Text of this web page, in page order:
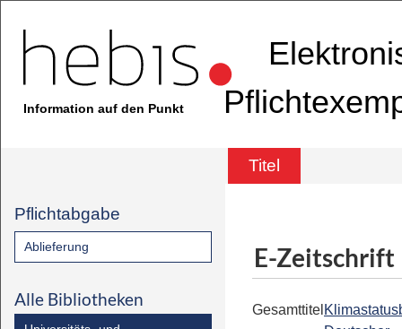
Information auf den Punkt
Titel
Pflichtabgabe
Ablieferung
Alle Bibliotheken
E-Zeitschrift
Gesamttitel